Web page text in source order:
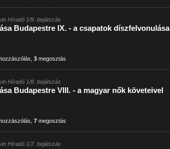
Híradó 1/9. bejátszás
Budapestre IX. - a csapatok díszfelvonulása
3megosztás
Híradó 1/8. bejátszás
Budapestre VIII. - a magyar nők követeivel
7megosztás
Híradó 1/7. bejátszás